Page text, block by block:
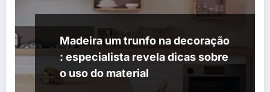
Madeira um trunfo na decoração
: especialista revela dicas sobre
o uso do material